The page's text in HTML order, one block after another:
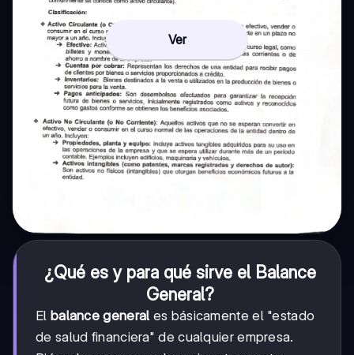
Ver
¿Qué es y para qué sirve el Balance
General?
El balance general es básicamente el "estado
de salud financiera" de cualquier empresa.